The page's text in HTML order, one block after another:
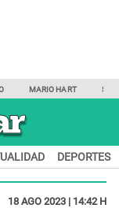
MARIO HART
DEPORTES
18 AGO 2023 | 14:42 H